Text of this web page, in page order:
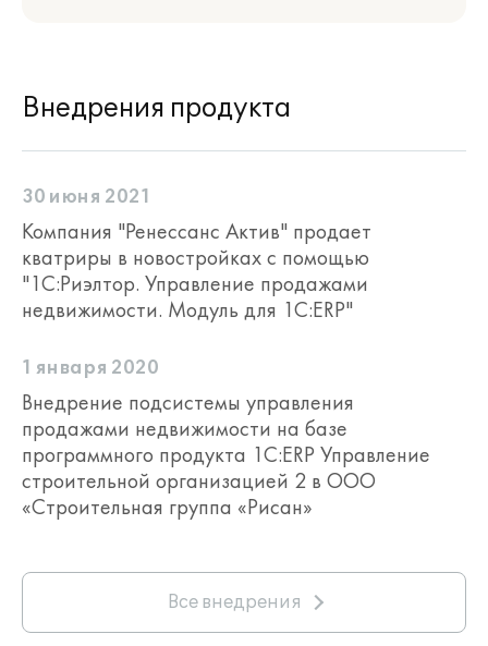
Внедрения продукта
30 июня 2021
Компания "Ренессанс Актив" продает
кватриры в новостройках с помощью
"1С:Риэлтор. Управление продажами
недвижимости. Модуль для 1С:ERP"
1 января 2020
Внедрение подсистемы управления
продажами недвижимости на базе
программного продукта 1С:ERP Управление
строительной организацией 2 в ООО
«Строительная группа «Рисан»
Все внедрения